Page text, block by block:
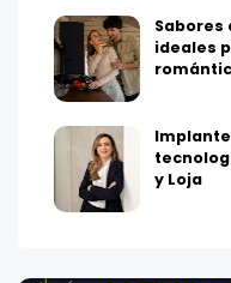
Sabores
ideales
y Loja